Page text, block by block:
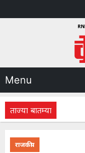
Menu
ताज्या बातम्या
राजकीय